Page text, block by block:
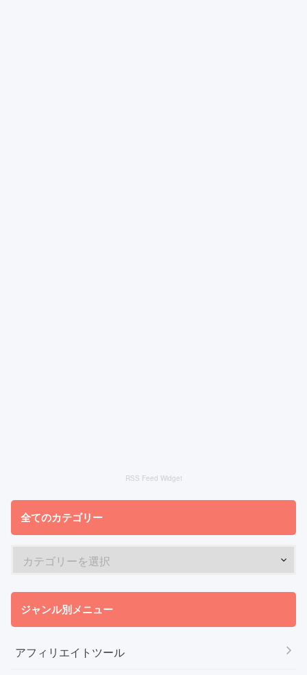
RSS Feed Widget
全てのカテゴリー
ジャンル別メニュー
アフィリエイトツール